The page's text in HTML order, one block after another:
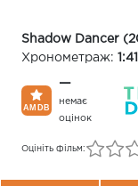
Shadow Dancer
Хронометраж:
—
немає
оцінок
Оцініть фільм: